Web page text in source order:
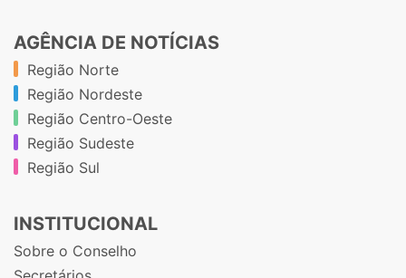
AGÊNCIA DE NOTÍCIAS
Região Norte
Região Nordeste
Região Centro-Oeste
Região Sudeste
Região Sul
INSTITUCIONAL
Sobre o Conselho